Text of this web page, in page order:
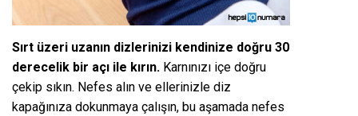
Sırt üzeri uzanın dizlerinizi kendinize doğru 30
derecelik bir açı ile kırın. Karnınızı içe doğru
çekip sıkın. Nefes alın ve ellerinizle diz
kapağınıza dokunmaya çalışın, bu aşamada nefes